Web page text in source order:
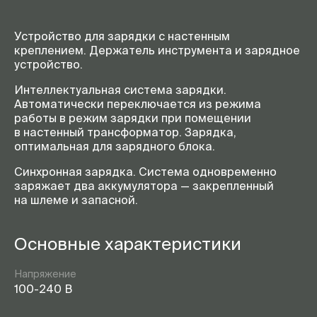
Устройство для зарядки с настенным
креплением. Держатель инструмента и зарядное
устройство.
Интеллектуальная система зарядки.
Автоматически переключается из режима
работы в режим зарядки при помещении
в настенный трансформатор. Зарядка,
оптимальная для зарядного блока.
Синхронная зарядка. Система одновременно
заряжает два аккумулятора — закрепленный
на шлеме и запасной.
Основные характеристики
Напряжение
100-240 В